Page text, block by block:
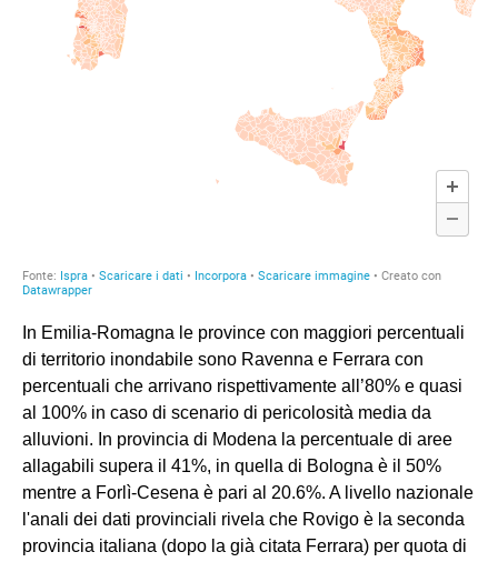
In Emilia-Romagna le province con maggiori percentuali
di territorio inondabile sono Ravenna e Ferrara con
percentuali che arrivano rispettivamente all’80% e quasi
al 100% in caso di scenario di pericolosità media da
alluvioni. In provincia di Modena la percentuale di aree
allagabili supera il 41%, in quella di Bologna è il 50%
mentre a Forlì-Cesena è pari al 20.6%. A livello nazionale
l'anali dei dati provinciali rivela che Rovigo è la seconda
provincia italiana (dopo la già citata Ferrara) per quota di